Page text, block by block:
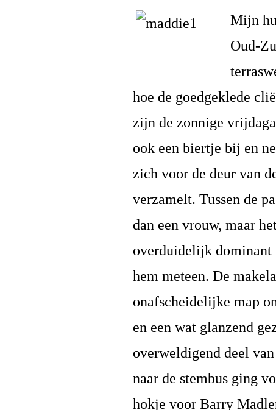
Mijn
Oud-
hoe de goedgeklede
zijn de zonnige
ook een biertje bij en
zich voor de deur van
verzamelt. Tussen de
dan een vrouw, maar
overduidelijk dominant
hem meteen. De
onafscheidelijke map
en een wat glanzend
overweldigend deel
naar de stembus ging
hokje voor Barry